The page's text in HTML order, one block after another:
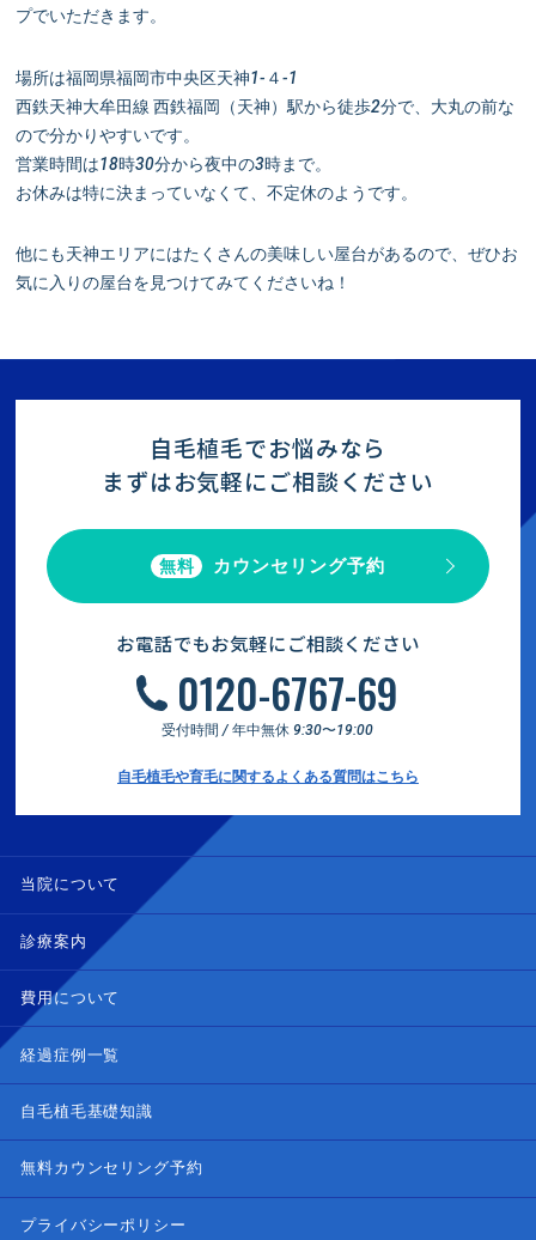
プでいただきます。
場所は福岡県福岡市中央区天神1-４-1
西鉄天神大牟田線 西鉄福岡（天神）駅から徒歩2分で、大丸の前な
ので分かりやすいです。
営業時間は18時30分から夜中の3時まで。
お休みは特に決まっていなくて、不定休のようです。
他にも天神エリアにはたくさんの美味しい屋台があるので、ぜひお
気に入りの屋台を見つけてみてくださいね！
自毛植毛でお悩みなら
まずはお気軽にご相談ください
無料 カウンセリング予約
お電話でもお気軽にご相談ください
0120-6767-69
受付時間 / 年中無休 9:30〜19:00
自毛植毛や育毛に関するよくある質問はこちら
当院について
診療案内
費用について
経過症例一覧
自毛植毛基礎知識
無料カウンセリング予約
プライバシーポリシー